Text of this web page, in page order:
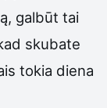
galbūt tai
skubate
tokia diena